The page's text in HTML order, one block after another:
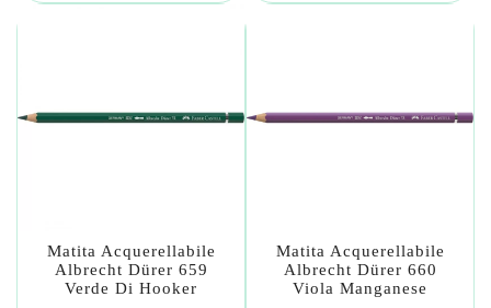
Matita Acquerellabile
Albrecht Dürer 659
Verde Di Hooker
Matita Acquerellabile
Albrecht Dürer 660
Viola Manganese